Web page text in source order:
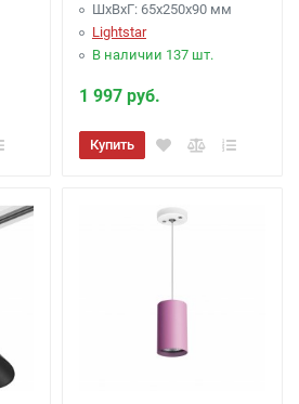
ШхВхГ: 65x250x90 мм
Lightstar
В наличии 137 шт.
1 997 руб.
Купить